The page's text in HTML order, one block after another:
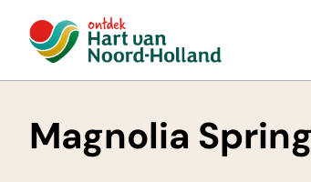
Magnolia